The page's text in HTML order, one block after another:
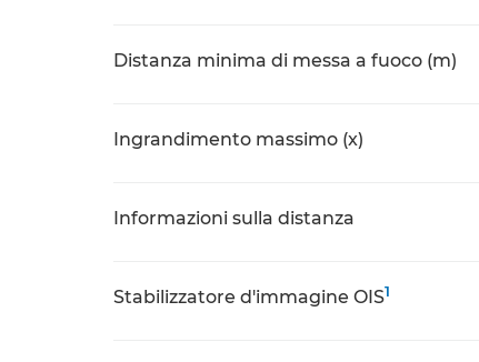
Distanza minima di messa a fuoco (m)
Ingrandimento massimo (x)
Informazioni sulla distanza
Stabilizzatore d'immagine OIS1